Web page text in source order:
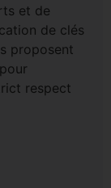
et de
de clés
proposent
respect